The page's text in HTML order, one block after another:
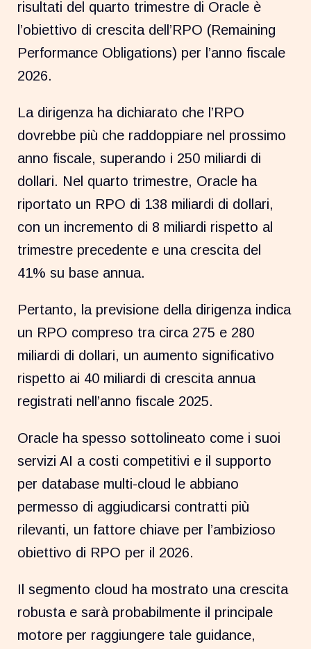
risultati del quarto trimestre di Oracle è
l’obiettivo di crescita dell’RPO (Remaining
Performance Obligations) per l’anno fiscale
2026.
La dirigenza ha dichiarato che l’RPO
dovrebbe più che raddoppiare nel prossimo
anno fiscale, superando i 250 miliardi di
dollari. Nel quarto trimestre, Oracle ha
riportato un RPO di 138 miliardi di dollari,
con un incremento di 8 miliardi rispetto al
trimestre precedente e una crescita del
41% su base annua.
Pertanto, la previsione della dirigenza indica
un RPO compreso tra circa 275 e 280
miliardi di dollari, un aumento significativo
rispetto ai 40 miliardi di crescita annua
registrati nell’anno fiscale 2025.
Oracle ha spesso sottolineato come i suoi
servizi AI a costi competitivi e il supporto
per database multi-cloud le abbiano
permesso di aggiudicarsi contratti più
rilevanti, un fattore chiave per l’ambizioso
obiettivo di RPO per il 2026.
Il segmento cloud ha mostrato una crescita
robusta e sarà probabilmente il principale
motore per raggiungere tale guidance,